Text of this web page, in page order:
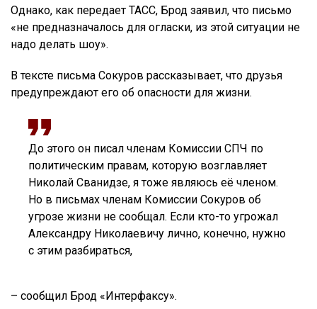
Однако, как передает ТАСС, Брод заявил, что письмо
«не предназначалось для огласки, из этой ситуации не
надо делать шоу».
В тексте письма Сокуров рассказывает, что друзья
предупреждают его об опасности для жизни.
До этого он писал членам Комиссии СПЧ по
политическим правам, которую возглавляет
Николай Сванидзе, я тоже являюсь её членом.
Но в письмах членам Комиссии Сокуров об
угрозе жизни не сообщал. Если кто-то угрожал
Александру Николаевичу лично, конечно, нужно
с этим разбираться,
– сообщил Брод «Интерфаксу».